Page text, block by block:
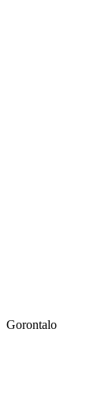
Gorontalo